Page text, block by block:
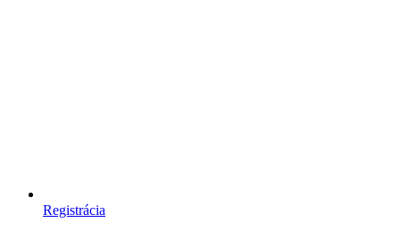
Registrácia